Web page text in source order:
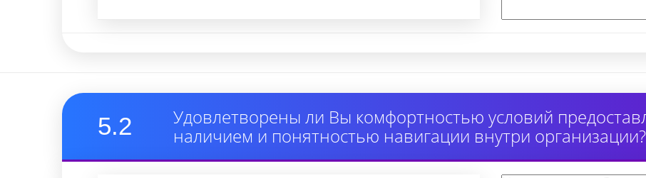
5.2
Удовлетворены ли Вы комфортностью условий
наличием и понятностью навигации внутри организации?